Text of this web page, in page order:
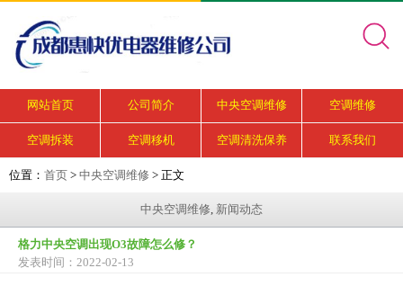
网站首页 公司简介 中央空调维修 空调维修
空调拆装 空调移机 空调清洗保养 联系我们
位置： 首页 > 中央空调维修 > 正文
中央空调维修 新闻动态
格力中央空调出现O3故障怎么修？
发表时间：2022-02-13